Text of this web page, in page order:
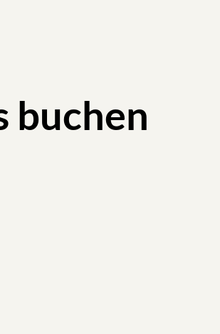
buchen